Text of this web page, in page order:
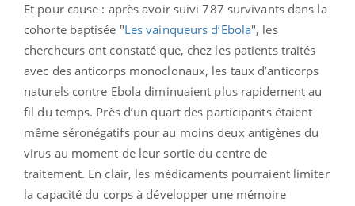
Et pour cause : après avoir suivi 787 survivants dans la
cohorte baptisée "Les vainqueurs d’Ebola", les
chercheurs ont constaté que, chez les patients traités
avec des anticorps monoclonaux, les taux d’anticorps
naturels contre Ebola diminuaient plus rapidement au
fil du temps. Près d’un quart des participants étaient
même séronégatifs pour au moins deux antigènes du
virus au moment de leur sortie du centre de
traitement. En clair, les médicaments pourraient limiter
la capacité du corps à développer une mémoire